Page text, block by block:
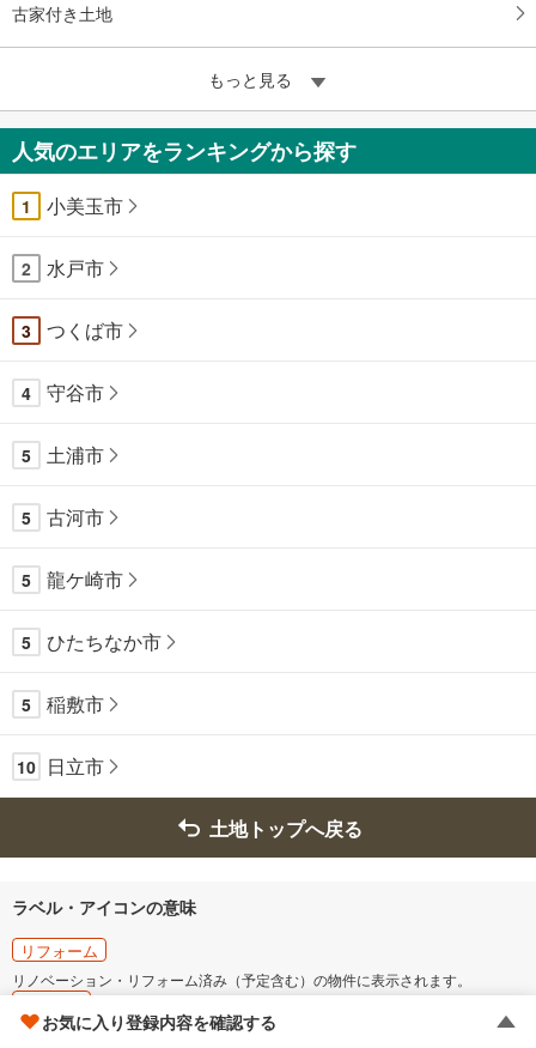
古家付き土地
もっと見る
人気のエリアをランキングから探す
1 小美玉市
2 水戸市
3 つくば市
4 守谷市
5 土浦市
5 古河市
5 龍ケ崎市
5 ひたちなか市
5 稲敷市
10 日立市
土地トップへ戻る
ラベル・アイコンの意味
リフォーム
リノベーション・リフォーム済み（予定含む）の物件に表示されます。
価格の更新があった物件です。
お気に入り登録内容を確認する